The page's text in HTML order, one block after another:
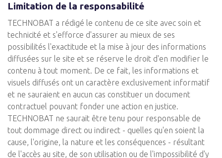
Limitation de la responsabilité
TECHNOBAT a rédigé le contenu de ce site avec soin et
technicité et s'efforce d'assurer au mieux de ses
possibilités l'exactitude et la mise à jour des informations
diffusées sur le site et se réserve le droit d'en modifier le
contenu à tout moment. De ce fait, les informations et
visuels diffusés ont un caractère exclusivement informatif
et ne sauraient en aucun cas constituer un document
contractuel pouvant fonder une action en justice.
TECHNOBAT ne saurait être tenu pour responsable de
tout dommage direct ou indirect - quelles qu'en soient la
cause, l'origine, la nature et les conséquences - résultant
de l'accès au site, de son utilisation ou de l'impossibilité d'y